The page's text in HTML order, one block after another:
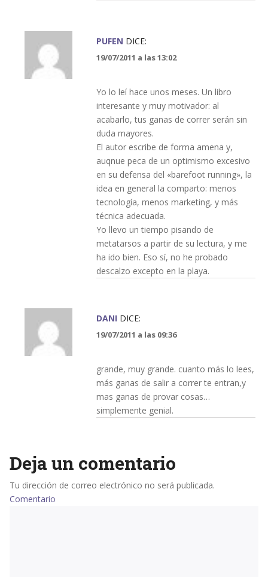
PUFEN DICE:
19/07/2011 a las 13:02
Yo lo leí hace unos meses. Un libro
interesante y muy motivador: al
acabarlo, tus ganas de correr serán sin
duda mayores.
El autor escribe de forma amena y,
auqnue peca de un optimismo excesivo
en su defensa del «barefoot running», la
idea en general la comparto: menos
tecnología, menos marketing, y más
técnica adecuada.
Yo llevo un tiempo pisando de
metatarsos a partir de su lectura, y me
ha ido bien. Eso sí, no he probado
descalzo excepto en la playa.
DANI DICE:
19/07/2011 a las 09:36
grande, muy grande. cuanto más lo lees,
más ganas de salir a correr te entran,y
mas ganas de provar cosas…
simplemente genial.
Deja un comentario
Tu dirección de correo electrónico no será publicada.
Comentario